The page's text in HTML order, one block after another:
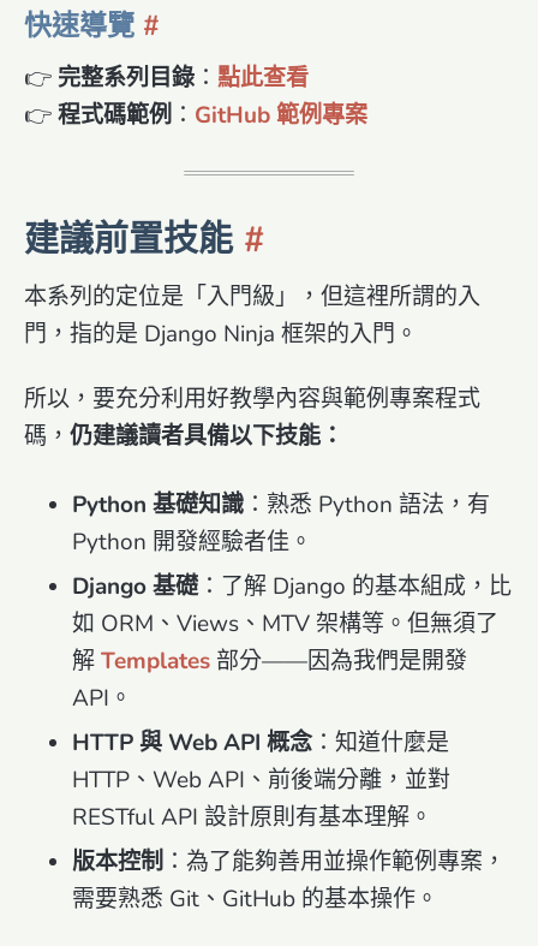
快速導覽
👉 完整系列目錄 ： 點此查看
👉程式碼範例 ： GitHub 範例專案
建議前置技能
本系列的定位是「入門級」，但這裡所謂的入
門，指的是 Django Ninja 框架的入門。
所以，要充分利用好教學內容與範例專案程式
碼， 仍建議讀者具備以下技能：
Python 基礎知識 ：熟悉 Python 語法，有
Python 開發經驗者佳。
Django 基礎：了解 Django 的基本組成，比
如 ORM、Views、MTV 架構等。但無須了
解Templates 部分——因為我們是開發
API。
HTTP 與 Web API 概念：知道什麼是
HTTP、Web API、前後端分離，並對
RESTful API 設計原則有基本理解。
版本控制 ：為了能夠善用並操作範例專案，
需要熟悉 Git、GitHub 的基本操作。